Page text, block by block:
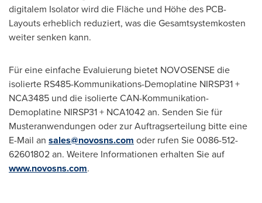
digitalem Isolator wird die Fläche und Höhe des PCB-
Layouts erheblich reduziert, was die Gesamtsystemkosten
weiter senken kann.
Für eine einfache Evaluierung bietet NOVOSENSE die
isolierte RS485-Kommunikations-Demoplatine NIRSP31 +
NCA3485 und die isolierte CAN-Kommunikation-
Demoplatine NIRSP31 + NCA1042 an. Senden Sie für
Musteranwendungen oder zur Auftragserteilung bitte eine
E-Mail an sales@novosns.com oder rufen Sie 0086-512-
62601802 an. Weitere Informationen erhalten Sie auf
www.novosns.com.